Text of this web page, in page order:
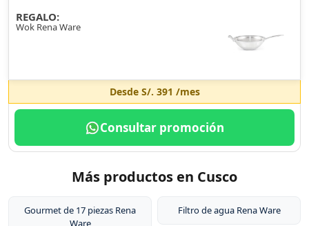
REGALO:
Wok Rena Ware
Desde S/. 391 /mes
Consultar promoción
Más productos en Cusco
Gourmet de 17 piezas Rena
Ware
Filtro de agua Rena Ware